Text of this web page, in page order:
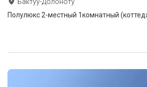
Полулюкс 2-местный 1комнатный